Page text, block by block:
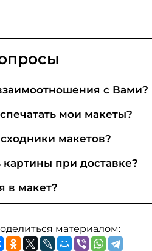
с Вами?
мои макеты?
макетов?
при доставке?
в макет?
материалом: